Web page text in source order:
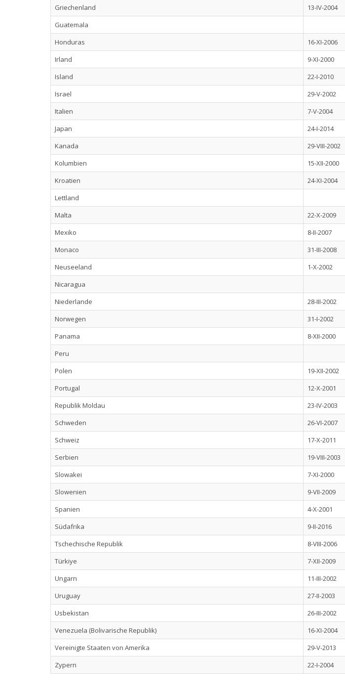
Griechenland
13-IV-2004
Guatemala
Honduras
16-XI-2006
Irland
9-XI-2000
Island
22-I-2010
Israel
29-V-2002
Italien
7-V-2004
Japan
24-I-2014
Kanada
29-VIII-2002
Kolumbien
15-XII-2000
Kroatien
24-XI-2004
Lettland
Malta
22-X-2009
Mexiko
8-II-2007
Monaco
31-III-2008
Neuseeland
1-X-2002
Nicaragua
Niederlande
28-III-2002
Norwegen
31-I-2002
Panama
8-XII-2000
Peru
Polen
19-XII-2002
Portugal
12-X-2001
Republik Moldau
23-IV-2003
Schweden
26-VI-2007
Schweiz
17-X-2011
Serbien
19-VIII-2003
Slowakei
7-XI-2000
Slowenien
9-VII-2009
Spanien
4-X-2001
Südafrika
9-II-2016
Tschechische Republik
8-VIII-2006
Türkiye
7-XII-2009
Ungarn
11-III-2002
Uruguay
27-II-2003
Usbekistan
26-III-2002
Venezuela (Bolivarische Republik)
16-XI-2004
Vereinigte Staaten von Amerika
29-V-2013
Zypern
22-I-2004